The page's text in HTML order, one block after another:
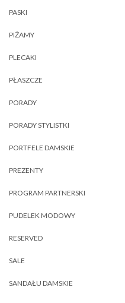
PASKI
PIŻAMY
PLECAKI
PŁASZCZE
PORADY
PORADY STYLISTKI
PORTFELE DAMSKIE
PREZENTY
PROGRAM PARTNERSKI
PUDELEK MODOWY
RESERVED
SALE
SANDAŁU DAMSKIE